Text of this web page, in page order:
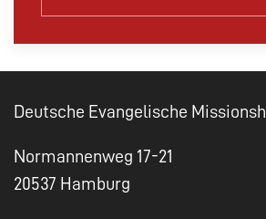
Deutsche Evangelische
Normannenweg 17-21
20537 Hamburg